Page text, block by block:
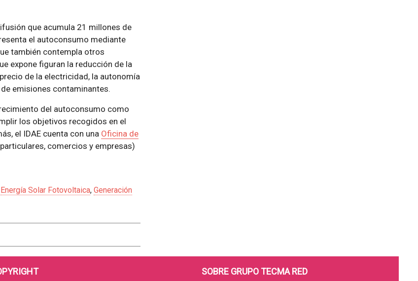
que acumula 21 millones de
el autoconsumo mediante
también contempla otros
expone figuran la reducción de la
de la electricidad, la autonomía
emisiones contaminantes.
del autoconsumo como
los objetivos recogidos en el
el IDAE cuenta con una Oficina de
comercios y empresas)
Energía Solar Fotovoltaica, Generación
SOBRE GRUPO TECMA RED